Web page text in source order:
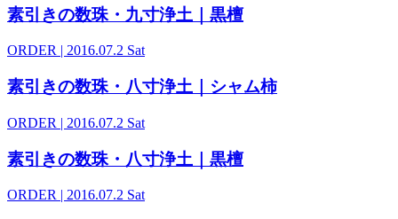
素引きの数珠・九寸浄土｜黒檀
ORDER | 2016.07.2 Sat
素引きの数珠・八寸浄土｜シャム柿
ORDER | 2016.07.2 Sat
素引きの数珠・八寸浄土｜黒檀
ORDER | 2016.07.2 Sat